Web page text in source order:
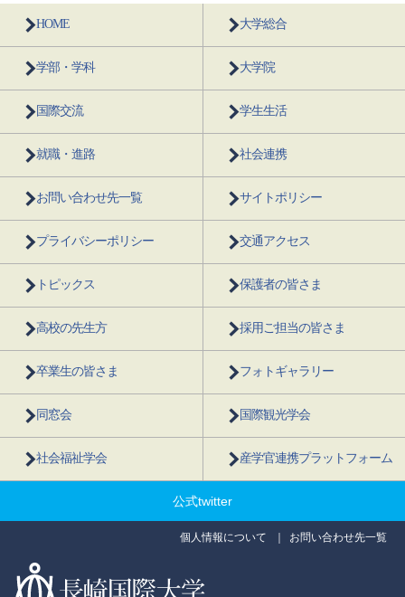
HOME 大学総合
学部・学科 大学院
国際交流 学生生活
就職・進路 社会連携
お問い合わせ先一覧 サイトポリシー
プライバシーポリシー 交通アクセス
トピックス 保護者の皆さま
高校の先生方 採用ご担当の皆さま
卒業生の皆さま フォトギャラリー
同窓会 国際観光学会
社会福祉学会 産学官連携プラットフォーム
公式twitter
個人情報について お問い合わせ先一覧